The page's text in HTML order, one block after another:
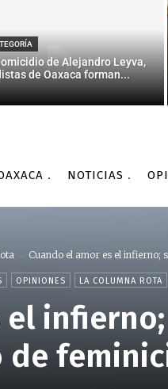
de Alejandro Leyva,
de Oaxaca forman...
NOTICIAS
Cuando el amor es el infierno;
OPINIONES LA COLUMNA ROTA
el
de